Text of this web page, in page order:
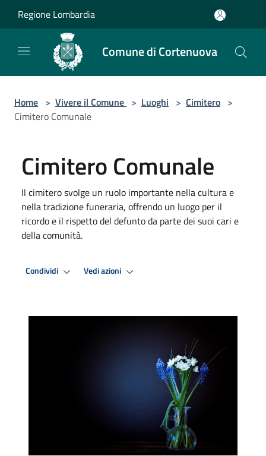
Regione Lombardia
Comune di Cortenuova
Home > Vivere il Comune > Luoghi > Cimitero >
Cimitero Comunale
Cimitero Comunale
Il cimitero svolge un ruolo importante nella cultura e
nella tradizione funeraria, offrendo un luogo per il
ricordo e il rispetto del defunto da parte dei suoi cari e
della comunità.
Condividi Vedi azioni